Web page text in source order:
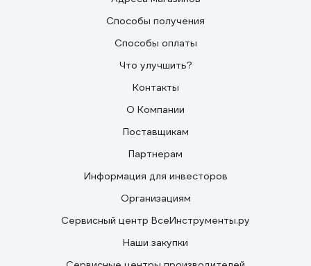
Способы получения
Способы оплаты
Что улучшить?
Контакты
О Компании
Поставщикам
Партнерам
Информация для инвесторов
Организациям
Сервисный центр ВсеИнструменты.ру
Наши закупки